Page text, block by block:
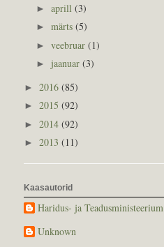
► aprill (3)
► märts (5)
► veebruar (1)
► jaanuar (3)
► 2016 (85)
► 2015 (92)
► 2014 (92)
► 2013 (11)
Kaasautorid
Haridus- ja Teadusministeerium
Unknown